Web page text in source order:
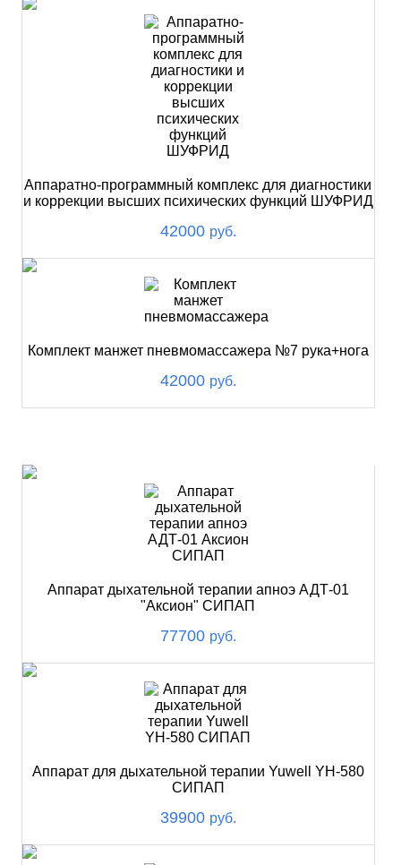
Аппаратно-программный комплекс для диагностики
и коррекции высших психических функций ШУФРИД
42000 руб.
Комплект манжет пневмомассажера №7 рука+нога
42000 руб.
Аппарат дыхательной терапии апноэ АДТ-01
"Аксион" СИПАП
77700 руб.
Аппарат для дыхательной терапии Yuwell YH-580
СИПАП
39900 руб.